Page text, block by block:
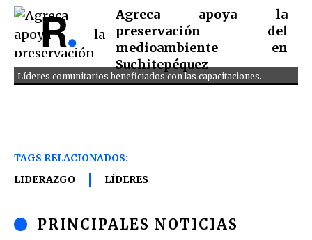
Líderes comunitarios beneficiados con las capacitaciones.
Agreca apoya la
preservación del
medioambiente en
Suchitepéquez
TAGS RELACIONADOS:
LIDERAZGO
LÍDERES
PRINCIPALES NOTICIAS